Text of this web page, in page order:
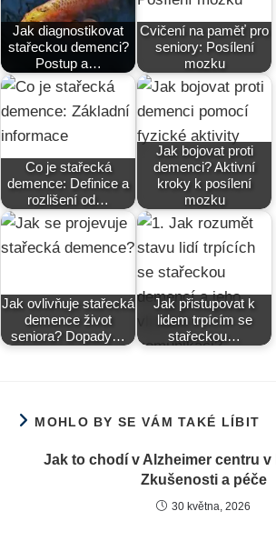
Jak diagnostikovat
stařeckou demenci?
Postup a…
Cvičení na paměť pro
seniory: Posílení
mozku
Co je stařecká
demence: Definice a
rozlišení od…
Jak bojovat proti
demenci? Aktivní
kroky k posílení
mozku
Jak ovlivňuje stařecká
demence život
seniora? Dopady…
Jak přistupovat k
lidem trpícím se
stařeckou…
MOHLO BY SE VÁM TAKÉ LÍBIT
Jak to chodí v Alzheimer centru
Zkušenosti a péče
30 května, 2026